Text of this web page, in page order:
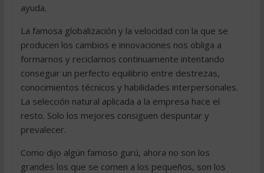
ayuda.
La famosa globalización y la velocidad con la que se
producen los cambios e innovaciones nos obliga a
formarnos y reciclarnos continuamente intentando
conseguir un perfecto equilibrio entre destrezas,
conocimientos técnicos y habilidades interpersonales.
La selección natural aplicada a la empresa hace el
resto. Solo los mejores consiguen despuntar y
prevalecer.
Como dijo algún famoso gurú, ahora no son los
grandes los que se comen a los pequeños, son los